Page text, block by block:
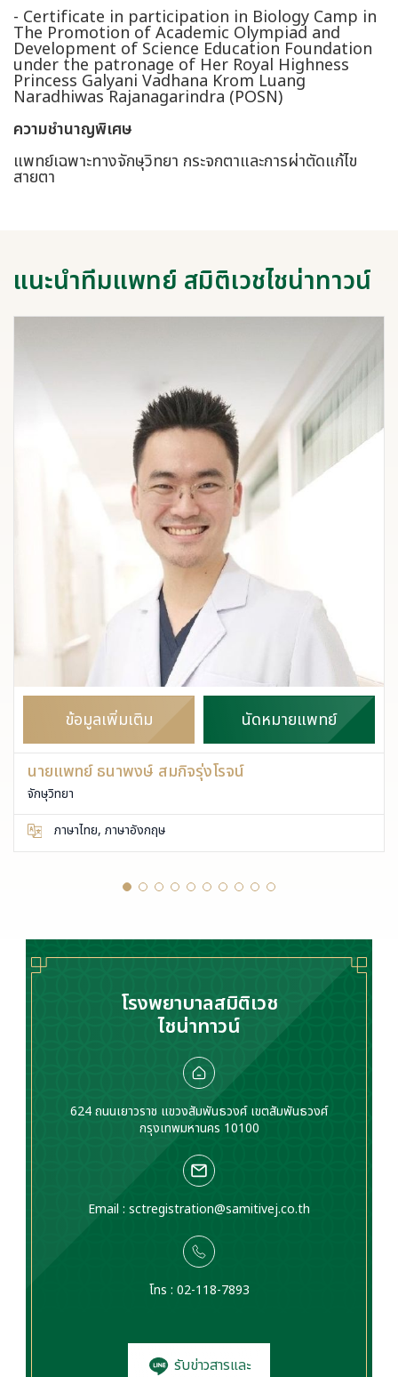
- Certificate in participation in Biology Camp in
The Promotion of Academic Olympiad and
Development of Science Education Foundation
under the patronage of Her Royal Highness
Princess Galyani Vadhana Krom Luang
Naradhiwas Rajanagarindra (POSN)
ความชำนาญพิเศษ
แพทย์เฉพาะทางจักษุวิทยา กระจกตาและการผ่าตัดแก้ไข
สายตา
แนะนำทีมแพทย์ สมิติเวชไชน่าทาวน์
ข้อมูลเพิ่มเติม นัดหมายแพทย์
นายแพทย์ ธนาพงษ์ สมกิจรุ่งโรจน์
จักษุวิทยา
ภาษาไทย, ภาษาอังกฤษ
โรงพยาบาลสมิติเวช
ไชน่าทาวน์
624 ถนนเยาวราช แขวงสัมพันธวงศ์ เขตสัมพันธวงศ์
กรุงเทพมหานคร 10100
Email : sctregistration@samitivej.co.th
โทร : 02-118-7893
รับข่าวสารและ